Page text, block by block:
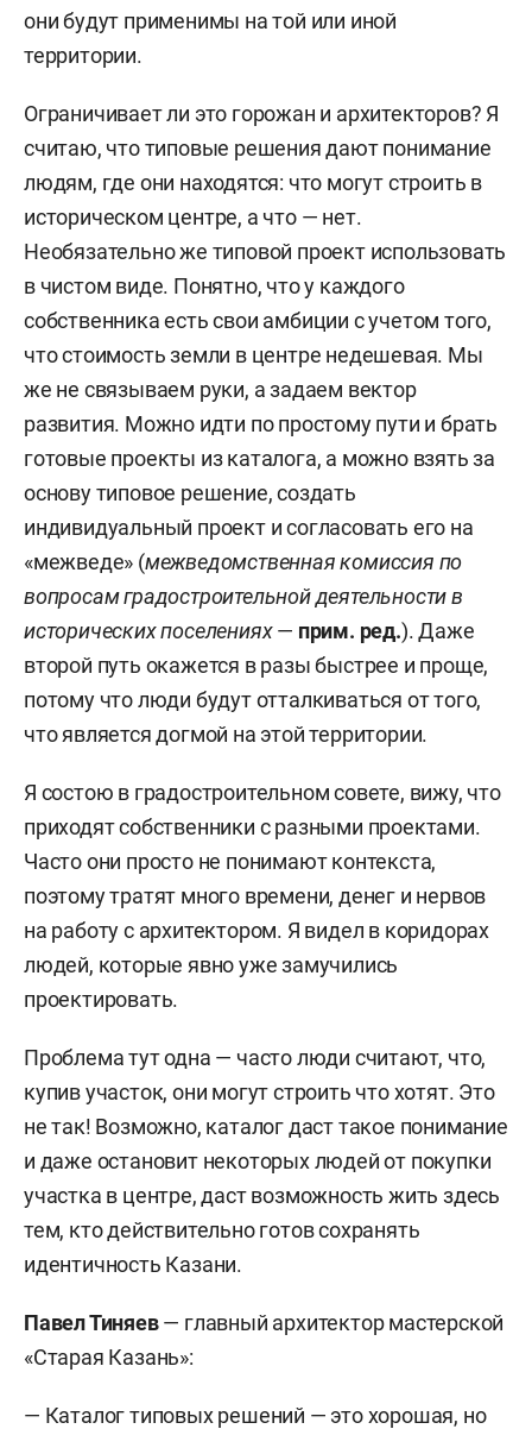
они будут применимы на той или иной
территории.
Ограничивает ли это горожан и архитекторов? Я
считаю, что типовые решения дают понимание
людям, где они находятся: что могут строить в
историческом центре, а что — нет.
Необязательно же типовой проект использовать
в чистом виде. Понятно, что у каждого
собственника есть свои амбиции с учетом того,
что стоимость земли в центре недешевая. Мы
же не связываем руки, а задаем вектор
развития. Можно идти по простому пути и брать
готовые проекты из каталога, а можно взять за
основу типовое решение, создать
индивидуальный проект и согласовать его на
«межведе» (межведомственная комиссия по
вопросам градостроительной деятельности в
исторических поселениях— прим. ред.). Даже
второй путь окажется в разы быстрее и проще,
потому что люди будут отталкиваться от того,
что является догмой на этой территории.
Я состою в градостроительном совете, вижу, что
приходят собственники с разными проектами.
Часто они просто не понимают контекста,
поэтому тратят много времени, денег и нервов
на работу с архитектором. Я видел в коридорах
людей, которые явно уже замучились
проектировать.
Проблема тут одна — часто люди считают, что,
купив участок, они могут строить что хотят. Это
не так! Возможно, каталог даст такое понимание
и даже остановит некоторых людей от покупки
участка в центре, даст возможность жить здесь
тем, кто действительно готов сохранять
идентичность Казани.
Павел Тиняев— главный архитектор мастерской
«Старая Казань»:
— Каталог типовых решений — это хорошая, но